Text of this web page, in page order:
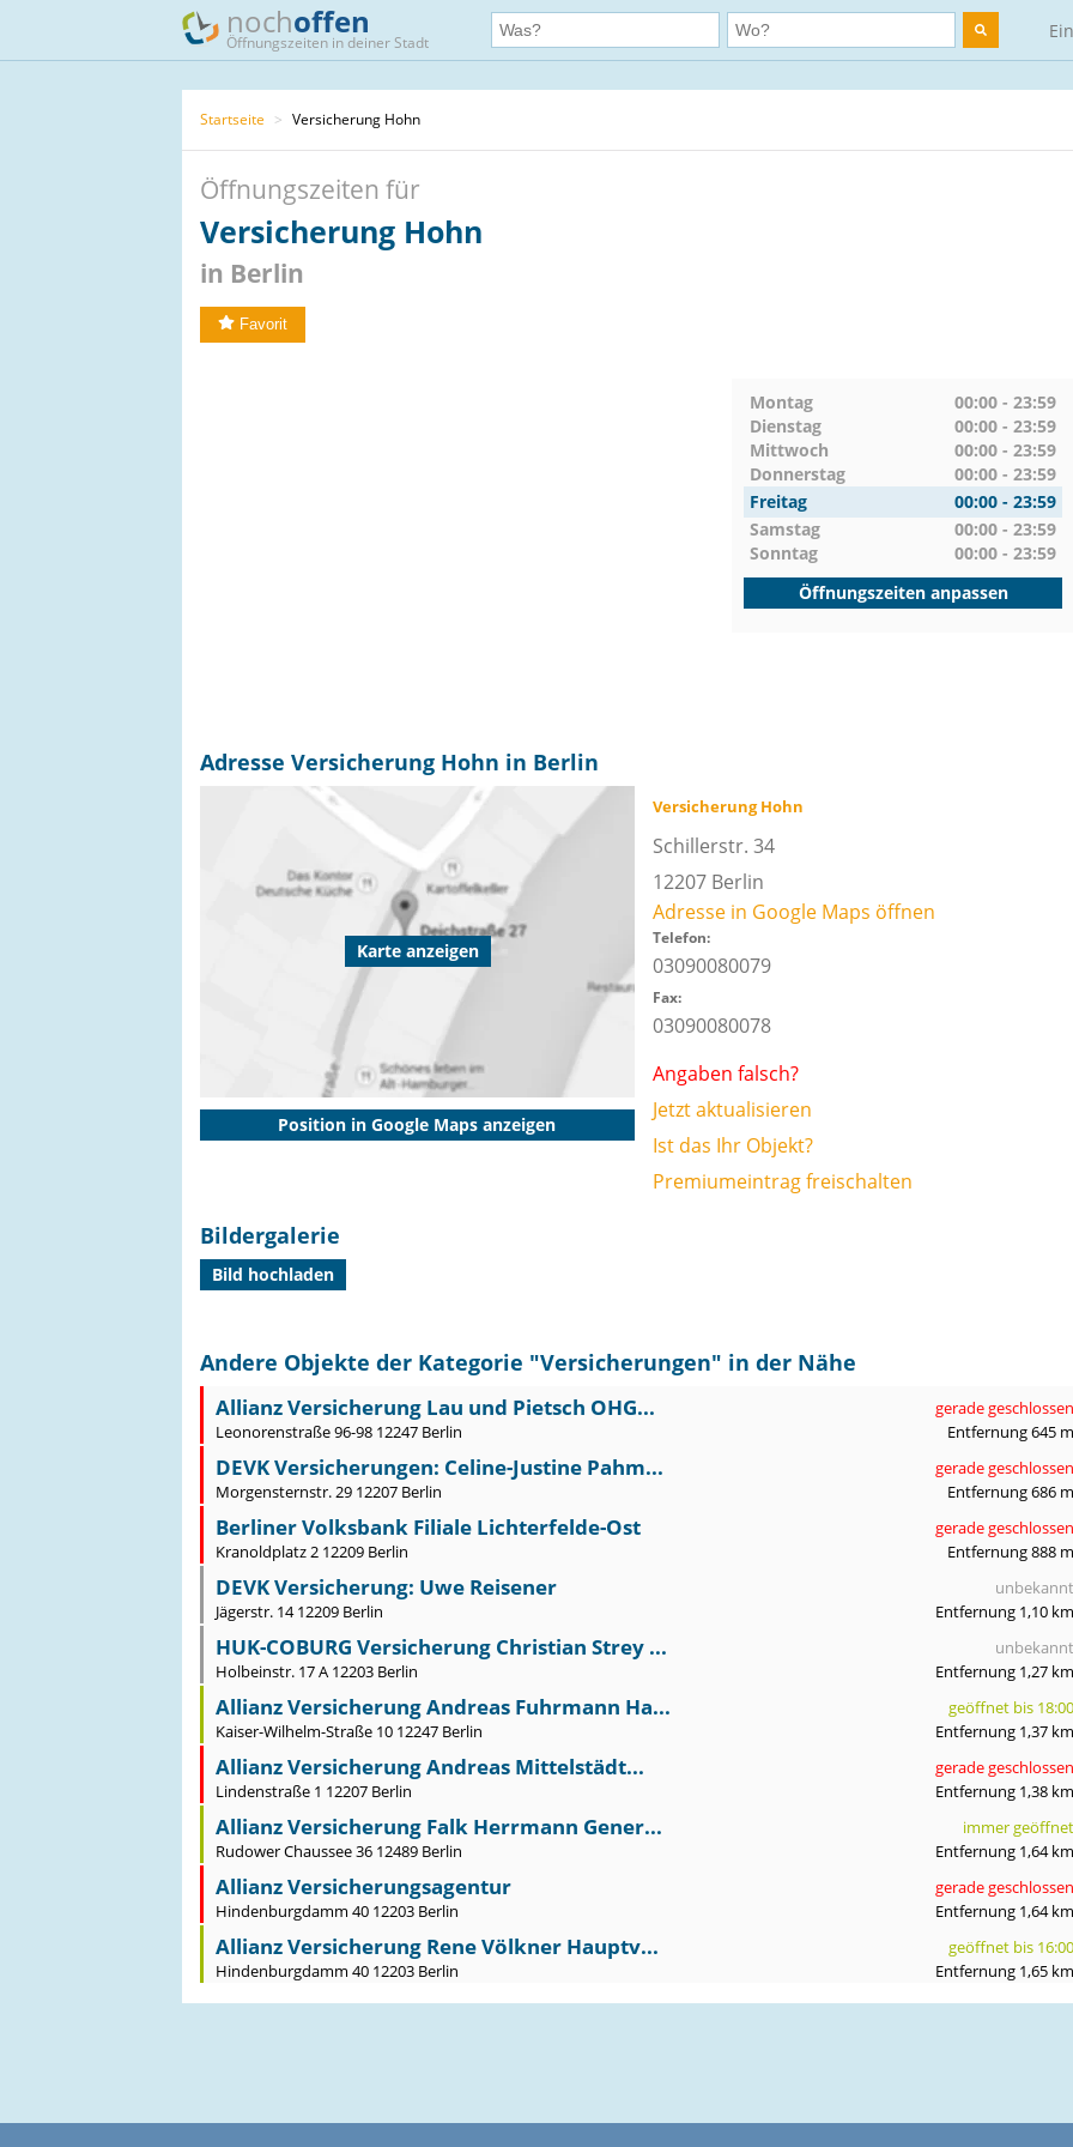
nochoffen
Öffnungszeiten in deiner Stadt
Startseite > Versicherung Hohn
Öffnungszeiten für
Versicherung Hohn
in Berlin
Favorit
Montag
00:00 - 23:59
Dienstag
00:00 - 23:59
Mittwoch
00:00 - 23:59
Donnerstag
00:00 - 23:59
Freitag
00:00 - 23:59
Samstag
00:00 - 23:59
Sonntag
00:00 - 23:59
Öffnungszeiten anpassen
Adresse Versicherung Hohn in Berlin
Karte anzeigen
Position in Google Maps anzeigen
Versicherung Hohn
Schillerstr. 34
12207 Berlin
Adresse in Google Maps öffnen
Telefon:
03090080079
Fax:
03090080078
Angaben falsch?
Jetzt aktualisieren
Ist das Ihr Objekt?
Premiumeintrag freischalten
Bildergalerie
Bild hochladen
Andere Objekte der Kategorie "Versicherungen" in der Nähe
Allianz Versicherung Lau und Pietsch OHG...
gerade geschlossen
Leonorenstraße 96-98 12247 Berlin
Entfernung 645 m
DEVK Versicherungen: Celine-Justine Pahm...
gerade geschlossen
Morgensternstr. 29 12207 Berlin
Entfernung 686 m
Berliner Volksbank Filiale Lichterfelde-Ost
gerade geschlossen
Kranoldplatz 2 12209 Berlin
Entfernung 888 m
DEVK Versicherung: Uwe Reisener
unbekannt
Jägerstr. 14 12209 Berlin
Entfernung 1,10 km
HUK-COBURG Versicherung Christian Strey ...
unbekannt
Holbeinstr. 17 A 12203 Berlin
Entfernung 1,27 km
Allianz Versicherung Andreas Fuhrmann Ha...
geöffnet bis 18:00
Kaiser-Wilhelm-Straße 10 12247 Berlin
Entfernung 1,37 km
Allianz Versicherung Andreas Mittelstädt...
gerade geschlossen
Lindenstraße 1 12207 Berlin
Entfernung 1,38 km
Allianz Versicherung Falk Herrmann Gener...
immer geöffnet
Rudower Chaussee 36 12489 Berlin
Entfernung 1,64 km
Allianz Versicherungsagentur
gerade geschlossen
Hindenburgdamm 40 12203 Berlin
Entfernung 1,64 km
Allianz Versicherung Rene Völkner Hauptv...
geöffnet bis 16:00
Hindenburgdamm 40 12203 Berlin
Entfernung 1,65 km